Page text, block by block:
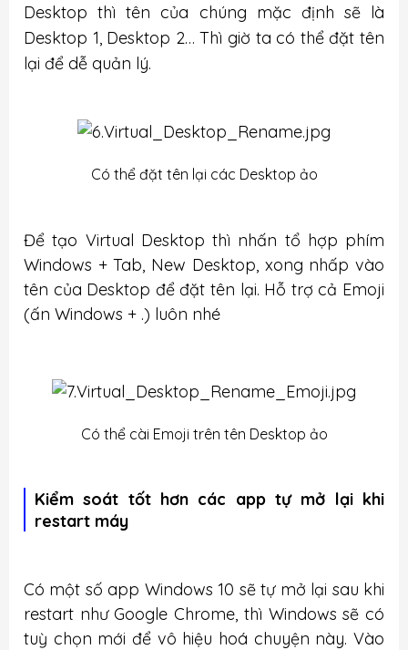
Desktop thì tên của chúng mặc định sẽ là
Desktop 1, Desktop 2… Thì giờ ta có thể đặt tên
lại để dễ quản lý.
Có thể đặt tên lại các Desktop ảo
Để tạo Virtual Desktop thì nhấn tổ hợp phím
Windows + Tab, New Desktop, xong nhấp vào
tên của Desktop để đặt tên lại. Hỗ trợ cả Emoji
(ấn Windows + .) luôn nhé
Có thể cài Emoji trên tên Desktop ảo
Kiểm soát tốt hơn các app tự mở lại khi
restart máy
Có một số app Windows 10 sẽ tự mở lại sau khi
restart như Google Chrome, thì Windows sẽ có
tuỳ chọn mới để vô hiệu hoá chuyện này. Vào